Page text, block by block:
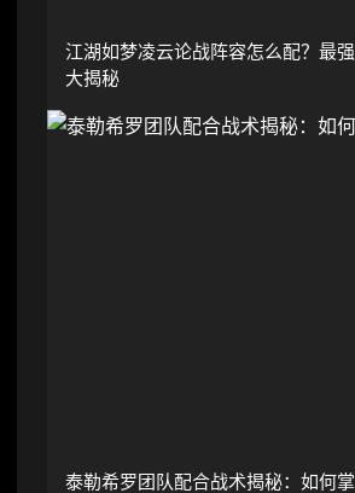
江湖如梦凌云论战阵容怎么配？最
大揭秘
泰勒希罗团队配合战术揭秘：如何掌